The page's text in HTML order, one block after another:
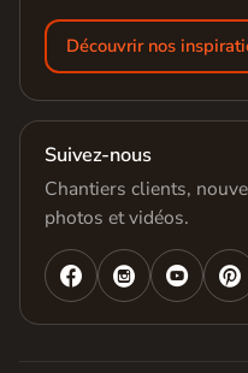
Découvrir nos
Suivez-nous
Chantiers clients,
photos et vidéos.
   